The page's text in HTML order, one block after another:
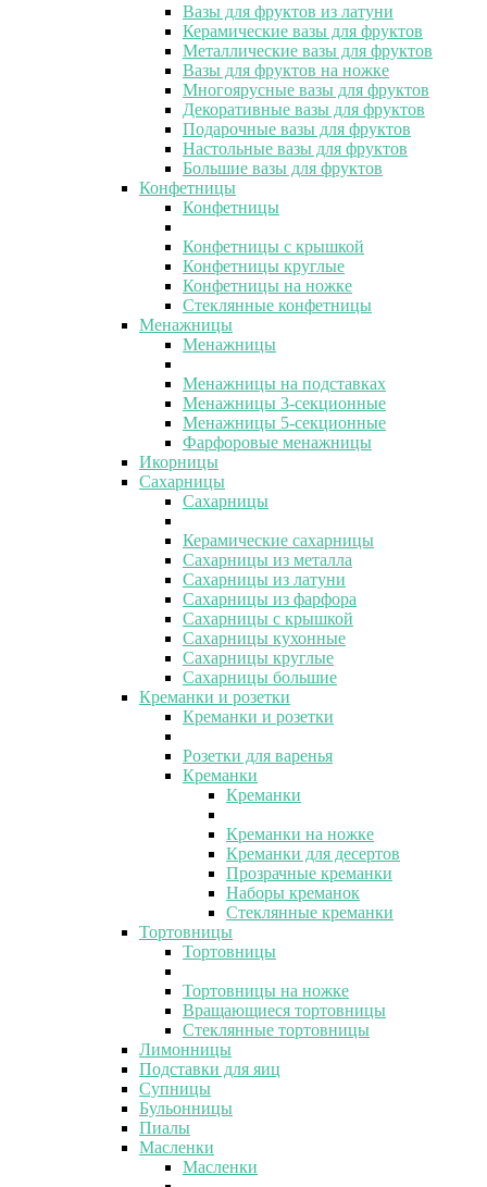
Вазы для фруктов из латуни
Керамические вазы для фруктов
Металлические вазы для фруктов
Вазы для фруктов на ножке
Многоярусные вазы для фруктов
Декоративные вазы для фруктов
Подарочные вазы для фруктов
Настольные вазы для фруктов
Большие вазы для фруктов
Конфетницы
Конфетницы
Конфетницы с крышкой
Конфетницы круглые
Конфетницы на ножке
Стеклянные конфетницы
Менажницы
Менажницы
Менажницы на подставках
Менажницы 3-секционные
Менажницы 5-секционные
Фарфоровые менажницы
Икорницы
Сахарницы
Сахарницы
Керамические сахарницы
Сахарницы из металла
Сахарницы из латуни
Сахарницы из фарфора
Сахарницы с крышкой
Сахарницы кухонные
Сахарницы круглые
Сахарницы большие
Креманки и розетки
Креманки и розетки
Розетки для варенья
Креманки
Креманки
Креманки на ножке
Креманки для десертов
Прозрачные креманки
Наборы креманок
Стеклянные креманки
Тортовницы
Тортовницы
Тортовницы на ножке
Вращающиеся тортовницы
Стеклянные тортовницы
Лимонницы
Подставки для яиц
Супницы
Бульонницы
Пиалы
Масленки
Масленки